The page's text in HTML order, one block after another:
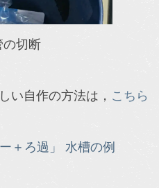
切断
い自作の方法は， こちら
＋ろ過」 水槽の例